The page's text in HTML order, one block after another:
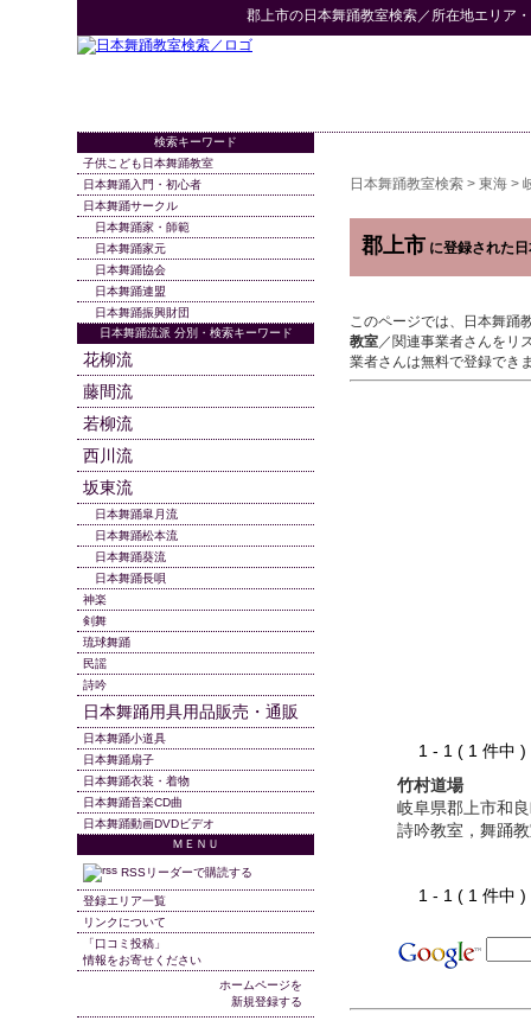
郡上市の日本舞踊教室検索／所在地エリア
日本舞踊教室検索 > 東海 >
郡上市 に登録された
このページでは、日本舞踊
教室／関連事業者さんをリ
業者さんは無料で登録でき
1 - 1 ( 1 件
竹村道場
岐阜県郡上市和
詩吟教室，舞踊
1 - 1 ( 1 件
検索キーワード
子供こども日本舞踊教室
日本舞踊入門・初心者
日本舞踊サークル
日本舞踊家・師範
日本舞踊家元
日本舞踊協会
日本舞踊連盟
日本舞踊振興財団
日本舞踊流派 分別・検索キーワード
花柳流
藤間流
若柳流
西川流
坂東流
日本舞踊皐月流
日本舞踊松本流
日本舞踊葵流
日本舞踊長唄
神楽
剣舞
琉球舞踊
民謡
詩吟
日本舞踊用具用品販売・通販
日本舞踊小道具
日本舞踊扇子
日本舞踊衣装・着物
日本舞踊音楽CD曲
日本舞踊動画DVDビデオ
ＭＥＮＵ
RSSリーダーで購読する
登録エリア一覧
リンクについて
「口コミ投稿」
情報をお寄せください
ホームページを
新規登録する